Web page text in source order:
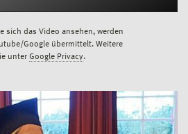
sich das Video ansehen, werden
Google übermittelt. Weitere
unter Google Privacy.